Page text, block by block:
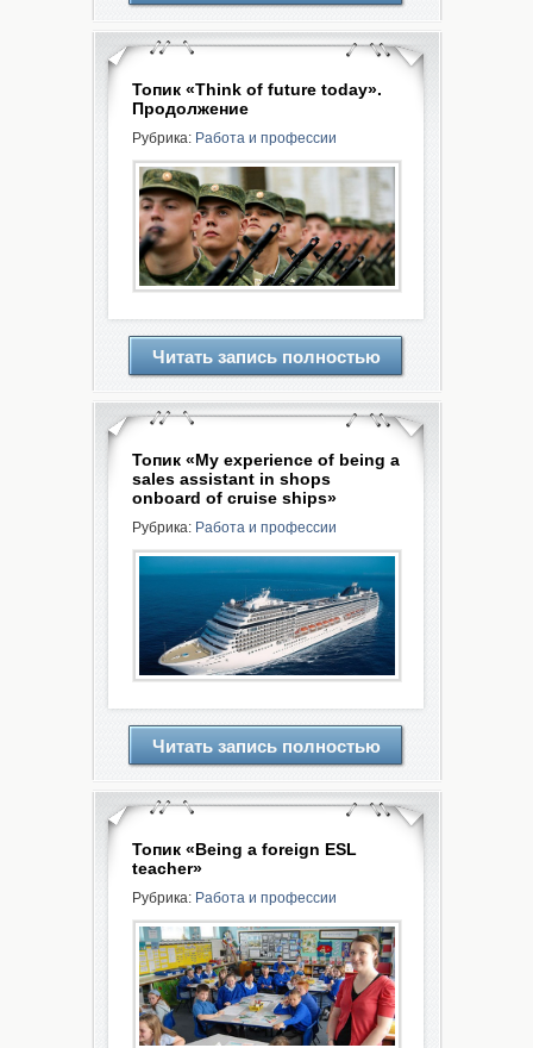
Топик «Think of future today».
Продолжение
Рубрика: Работа и профессии
Читать запись полностью
Топик «My experience of being a
sales assistant in shops
onboard of cruise ships»
Рубрика: Работа и профессии
Читать запись полностью
Топик «Being a foreign ESL
teacher»
Рубрика: Работа и профессии